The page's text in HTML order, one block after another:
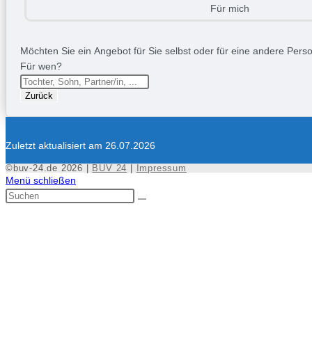
Für mich
Möchten Sie ein Angebot für Sie selbst oder für eine andere
Für wen?
Zurück
Zuletzt aktualisiert am 26.07.2026
©buv-24.de 2026 | BUV 24 Impressum
Menü schließen